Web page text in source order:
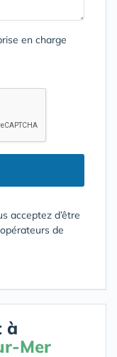
en charge
acceptez d’être
de
à
Mer